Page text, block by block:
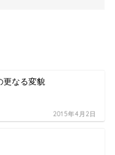
更なる変貌
2015年4月2日